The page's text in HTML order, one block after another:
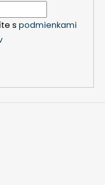
s podmienkami